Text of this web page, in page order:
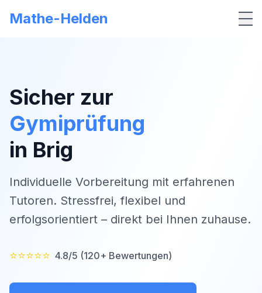
Mathe-Helden
Sicher zur
Gymiprüfung
in Brig
Individuelle Vorbereitung mit erfahrenen
Tutoren. Stressfrei, flexibel und
erfolgsorientiert – direkt bei Ihnen zuhause.
⭐⭐⭐⭐⭐ 4.8/5 (120+ Bewertungen)